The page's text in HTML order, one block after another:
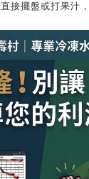
接擺盤或打果汁